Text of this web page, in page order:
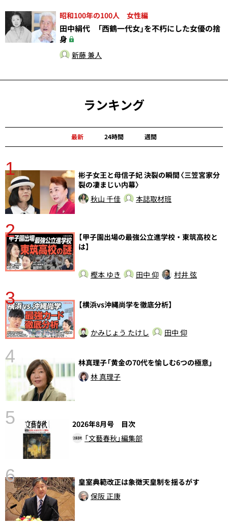
昭和100年の100人 女性編
田中絹代 「西鶴一代女」を不朽にした女優の捨
身
新藤 兼人
ランキング
最新 24時間 週間
1
彬子女王と母信子妃 決裂の瞬間〈三笠宮家分
裂の凄まじい内幕〉
秋山 千佳
本誌取材班
2
【甲子園出場の最強公立進学校・東筑高校と
は】
樫本 ゆき 田中 仰 村井 弦
3 【横浜vs沖縄尚学を徹底分析】
かみじょう たけし 田中 仰
4
林真理子「黄金の70代を愉しむ6つの極意」
林 真理子
5
2026年8月号 目次
「文藝春秋」編集部
6
皇室典範改正は象徴天皇制を揺るがす
保阪 正康